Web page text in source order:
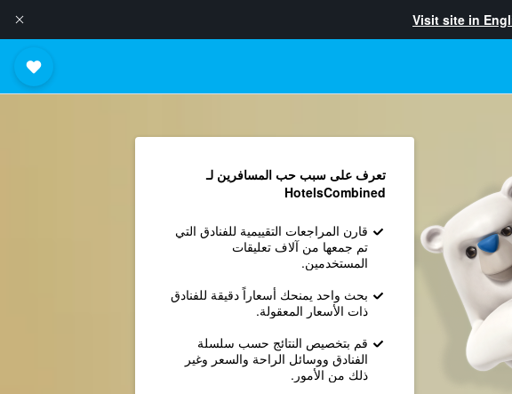
Visit site in
تعرف على سبب حب المسافرين لـ
HotelsCombined
قارن المراجعات التقييمية للفنادق التي
تم جمعها من آلاف تعليقات
المستخدمين.
بحث واحد يمنحك أسعاراً دقيقة للفنادق
ذات الأسعار المعقولة.
قم بتخصيص النتائج حسب سلسلة
الفنادق ووسائل الراحة والسعر وغير
ذلك من الأمور.